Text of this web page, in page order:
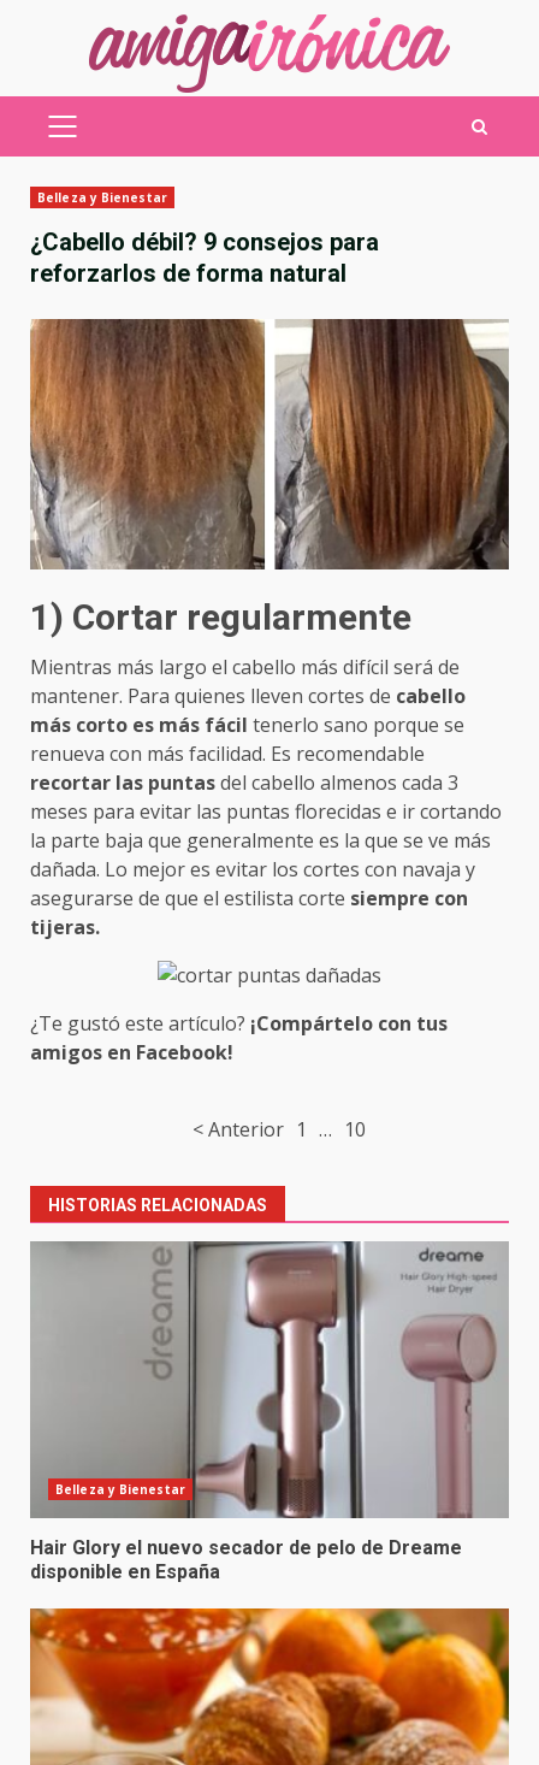
MENÚ
Belleza y Bienestar
¿Cabello débil? 9 consejos para
reforzarlos de forma natural
1) Cortar regularmente
Mientras más largo el cabello más difícil será de
mantener. Para quienes lleven cortes de cabello
más corto es más fácil tenerlo sano porque se
renueva con más facilidad. Es recomendable
recortar las puntasdel cabello almenos cada 3
meses para evitar las puntas florecidas e ir cortando
la parte baja que generalmente es la que se ve más
dañada. Lo mejor es evitar los cortes con navaja y
asegurarse de que el estilista corte siempre con
tijeras.
¿Te gustó este artículo? ¡Compártelo con tus
amigos en Facebook!
< Anterior 1 … 10
HISTORIAS RELACIONADAS
Belleza y Bienestar
Hair Glory el nuevo secador de pelo de Dreame
disponible en España